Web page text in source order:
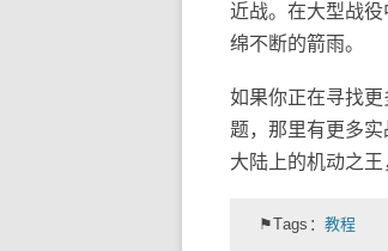
近战。在大型战
绵不断的箭雨。
如果你正在寻找
题，那里有更多
大陆上的机动之王
⚑Tags：教程